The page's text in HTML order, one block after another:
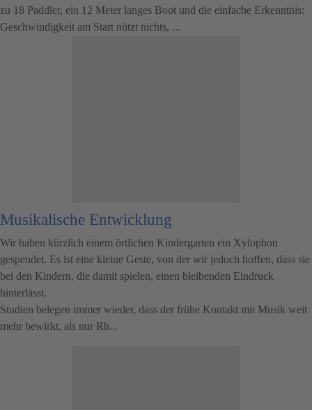
zu 18 Paddler, ein 12 Meter langes Boot und die einfache Erkenntnis:
Geschwindigkeit am Start nützt nichts, ...
Musikalische Entwicklung
Wir haben kürzlich einem örtlichen Kindergarten ein Xylophon
gespendet. Es ist eine kleine Geste, von der wir jedoch hoffen, dass sie
bei den Kindern, die damit spielen, einen bleibenden Eindruck
hinterlässt.
Studien belegen immer wieder, dass der frühe Kontakt mit Musik weit
mehr bewirkt, als nur Rh...